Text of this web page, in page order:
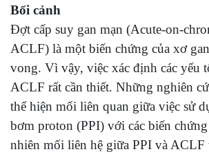
Bối cảnh
Đợt cấp suy gan mạn (Acute-on-
ACLF) là một biến chứng của xơ
vong. Vì vậy, việc xác định các yếu
ACLF rất cần thiết. Những nghiên
thể hiện mối liên quan giữa việc sử
bơm proton (PPI) với các biến
nhiên mối liên hệ giữa PPI và ACLF